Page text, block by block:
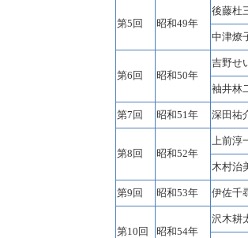
第5回 昭和49年
後藤杜
中津燎
第6回 昭和50年
吉野せ
袖井林
第7回 昭和51年 深田祐
第8回 昭和52年
上前淳
木村治
第9回 昭和53年 伊佐千
第10回 昭和54年
沢木耕